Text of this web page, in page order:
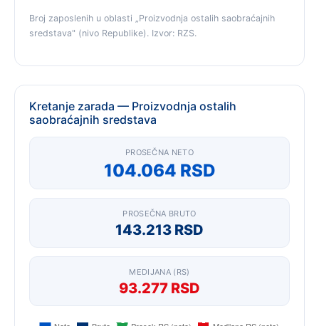
Broj zaposlenih u oblasti „Proizvodnja ostalih saobraćajnih
sredstava" (nivo Republike). Izvor: RZS.
Kretanje zarada — Proizvodnja ostalih
saobraćajnih sredstava
PROSEČNA NETO
104.064 RSD
PROSEČNA BRUTO
143.213 RSD
MEDIJANA (RS)
93.277 RSD